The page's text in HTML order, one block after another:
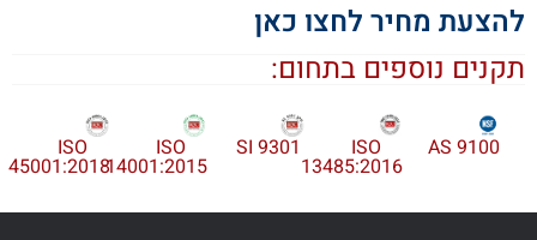
מחיר לחצו כאן
נוספים בתחום:
AS 9100
ISO
13485:2016
SI 9301
ISO
14001:2015
ISO
45001:2018